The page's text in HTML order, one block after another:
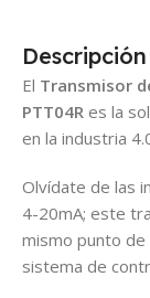
Descripción
El Transmisor
PTT04R es la
en la industria
Olvídate de las
4-20mA; este
mismo punto de
sistema de